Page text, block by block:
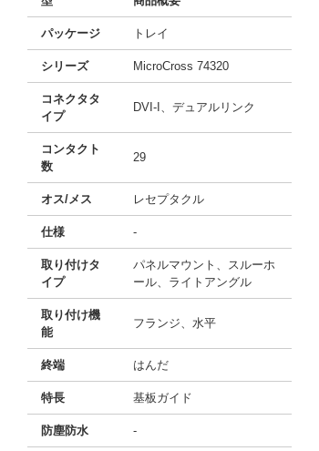
パッケージ トレイ
シリーズ MicroCross 74320
コネクタタ
イプ
DVI-I、デュアルリンク
コンタクト
数
29
オス/メス レセプタクル
仕様 -
取り付けタ
イプ
パネルマウント、スルーホ
ール、ライトアングル
取り付け機
能
フランジ、水平
終端 はんだ
特長 基板ガイド
防塵防水 -